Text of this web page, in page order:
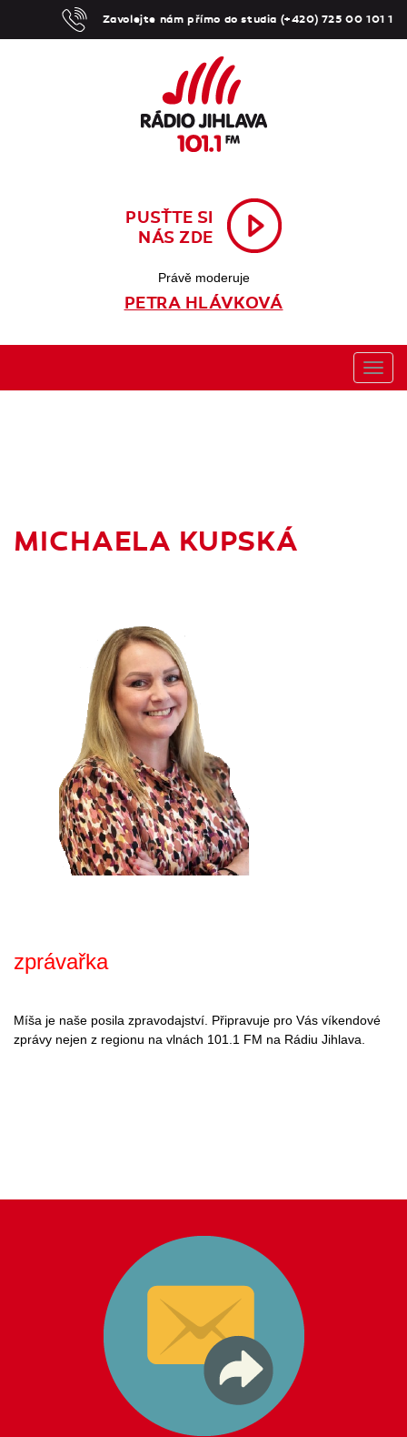
Zavolejte nám přímo do studia (+420) 725 00 101 1
PUSŤTE SI
NÁS ZDE
Právě moderuje
PETRA HLÁVKOVÁ
MICHAELA KUPSKÁ
zprávařka
Míša je naše posila zpravodajství. Připravuje pro Vás víkendové
zprávy nejen z regionu na vlnách 101.1 FM na Rádiu Jihlava.